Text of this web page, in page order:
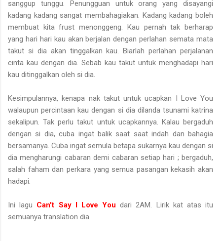
sanggup tunggu. Penungguan untuk orang yang disayangi
kadang kadang sangat membahagiakan. Kadang kadang boleh
membuat kita frust menonggeng. Kau pernah tak berharap
yang hari hari kau akan berjalan dengan perlahan semata mata
takut si dia akan tinggalkan kau. Biarlah perlahan perjalanan
cinta kau dengan dia. Sebab kau takut untuk menghadapi hari
kau ditinggalkan oleh si dia.
Kesimpulannya, kenapa nak takut untuk ucapkan I Love You
walaupun percintaan kau dengan si dia dilanda tsunami katrina
sekalipun. Tak perlu takut untuk ucapkannya. Kalau bergaduh
dengan si dia, cuba ingat balik saat saat indah dan bahagia
bersamanya. Cuba ingat semula betapa sukarnya kau dengan si
dia mengharungi cabaran demi cabaran setiap hari ; bergaduh,
salah faham dan perkara yang semua pasangan kekasih akan
hadapi.
Ini lagu Can't Say I Love You dari 2AM. Lirik kat atas itu
semuanya translation dia.